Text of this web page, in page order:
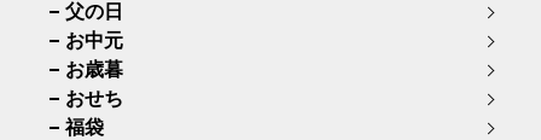
父の日
お中元
お歳暮
おせち
福袋